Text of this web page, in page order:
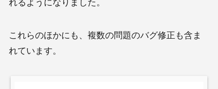
れるようになりました。
これらのほかにも、複数の問題のバグ修正も含ま
れています。